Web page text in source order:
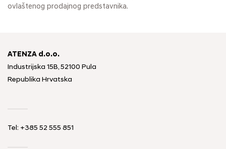
ovlaštenog prodajnog predstavnika.
ATENZA d.o.o.
Industrijska 15B, 52100 Pula
Republika Hrvatska
Tel: +385 52 555 851